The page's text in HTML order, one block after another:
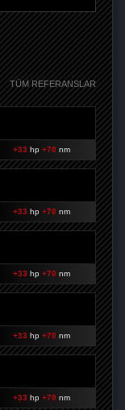
TÜM REFERANSLAR
+33 hp +70 nm
+33 hp +70 nm
+33 hp +70 nm
+33 hp +70 nm
+33 hp +70 nm